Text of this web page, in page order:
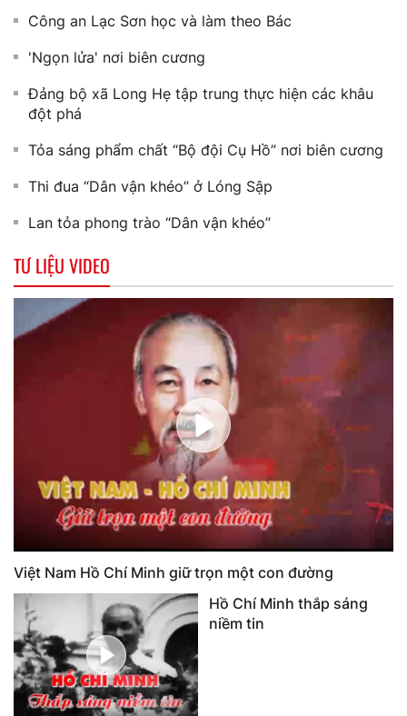
Công an Lạc Sơn học và làm theo Bác
'Ngọn lửa' nơi biên cương
Đảng bộ xã Long Hẹ tập trung thực hiện các khâu
đột phá
Tỏa sáng phẩm chất “Bộ đội Cụ Hồ” nơi biên cương
Thi đua “Dân vận khéo” ở Lóng Sập
Lan tỏa phong trào “Dân vận khéo”
TƯ LIỆU VIDEO
Việt Nam Hồ Chí Minh giữ trọn một con đường
Hồ Chí Minh thắp sáng
niềm tin